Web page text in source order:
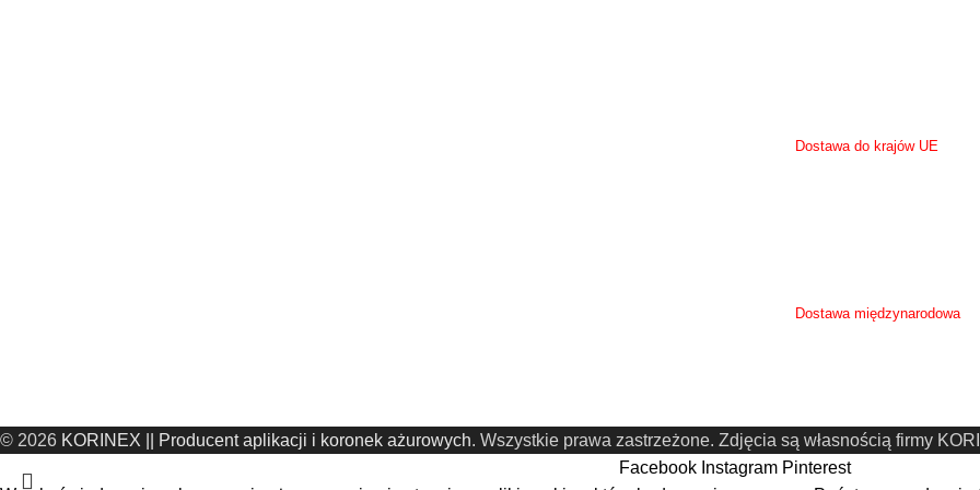
Dostawa do krajów UE
Dostawa międzynarodowa
© 2026 KORINEX || Producent aplikacji i koronek ażurowych. Wszystkie prawa zastrzeżone. Zdjęcia są własnością firmy
Facebook Instagram Pinterest